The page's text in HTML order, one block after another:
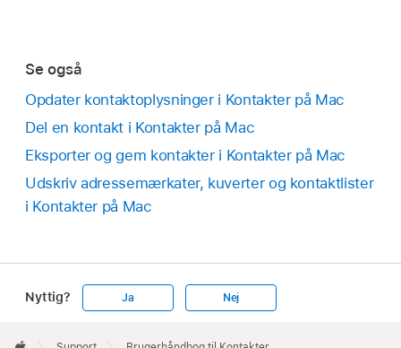
Se også
Opdater kontaktoplysninger i Kontakter på Mac
Del en kontakt i Kontakter på Mac
Eksporter og gem kontakter i Kontakter på Mac
Udskriv adressemærkater, kuverter og kontaktlister
i Kontakter på Mac
Nyttig? Ja Nej
Footer